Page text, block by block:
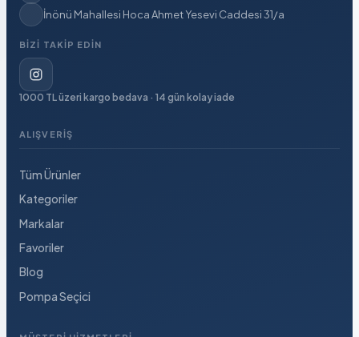
İnönü Mahallesi Hoca Ahmet Yesevi Caddesi 31/a
BIZI TAKIP EDIN
1000 TL üzeri kargo bedava · 14 gün kolay iade
ALIŞVERIŞ
Tüm Ürünler
Kategoriler
Markalar
Favoriler
Blog
Pompa Seçici